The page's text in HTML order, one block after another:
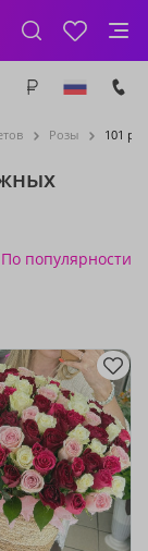
Розы 101
По популярности